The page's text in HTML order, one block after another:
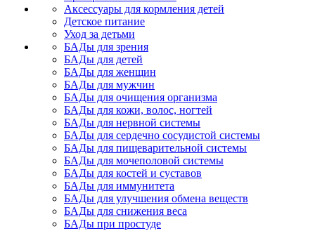
Аксессуары для кормления детей
Детское питание
Уход за детьми
БАДы для зрения
БАДы для детей
БАДы для женщин
БАДы для мужчин
БАДы для очищения организма
БАДы для кожи, волос, ногтей
БАДы для нервной системы
БАДы для сердечно сосудистой системы
БАДы для пищеварительной системы
БАДы для мочеполовой системы
БАДы для костей и суставов
БАДы для иммунитета
БАДы для улучшения обмена веществ
БАДы для снижения веса
БАДы при простуде